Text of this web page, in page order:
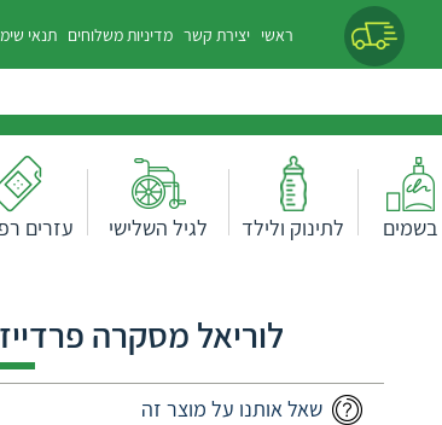
ראשי יצירת קשר מדיניות משלוחים תנאי
בשמים לתינוק ולילד לגיל השלישי עזרים
לוריאל מסקרה
שאל אותנו על מוצר זה